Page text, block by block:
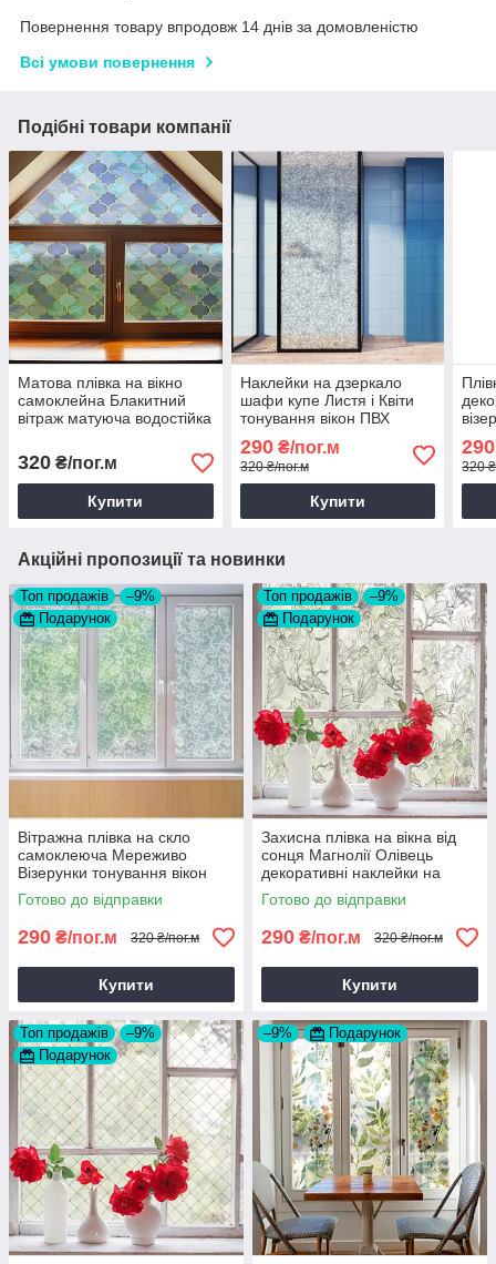
Повернення товару впродовж 14 днів за домовленістю
Всі умови повернення
Подібні товари компанії
Матова плівка на вікно
самоклейна Блакитний
вітраж матуюча водостійка
пог.м 1000х1000 мм
320 ₴/пог.м
Купити
Наклейки на дзеркало
шафи купе Листя і Квіти
тонування вікон ПВХ
плівка самоклеюча
рослинний 1 пог.м
290₴/пог.м
320 ₴/пог.м
Купити
для
290
320
Акційні пропозиції та новинки
Топ продажів
–9%
Подарунок
Вітражна плівка на скло
самоклеюча Мереживо
Візерунки тонування вікон
орнамент наклейка для вікна
1 пог.м
Готово до відправки
290 ₴/пог.м 320 ₴/пог.м
Купити
Топ продажів
–9%
Подарунок
Захисна плівка на вікна від
сонця Магнолії Олівець
декоративні наклейки на
дзеркало вітрину квіти 1 пог.м
Готово до відправки
290 ₴/пог.м 320 ₴/пог.м
Купити
Топ продажів
–9%
Подарунок
–9% Подарунок